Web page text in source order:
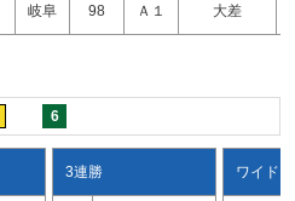
岐阜 98 Ａ１ 大差
6
3連勝 ワイド